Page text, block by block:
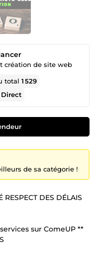
création de site web
total1 529
Direct
de sa catégorie !
RESPECT DES DÉLAIS
sur ComeUP **